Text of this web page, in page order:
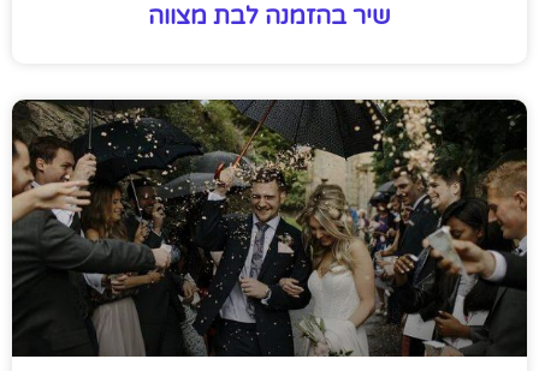
שיר בהזמנה לבת מצווה